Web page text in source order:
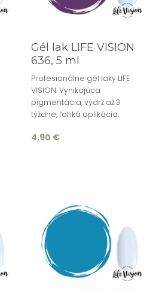
Gél lak LIFE VISION
636, 5 ml
Profesionálne gél laky LIFE
VISION. Vynikajúca
pigmentácia, výdrž až 3
týždne, ľahká aplikácia.
4,90 €